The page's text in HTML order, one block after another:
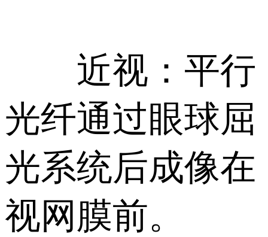
近视：平行
光纤通过眼球屈
光系统后成像在
视网膜前。